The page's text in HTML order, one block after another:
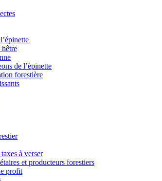
de l’épinette
forestière
à verser
et producteurs forestiers
profit